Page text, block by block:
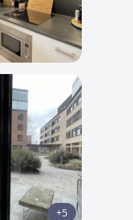
+5